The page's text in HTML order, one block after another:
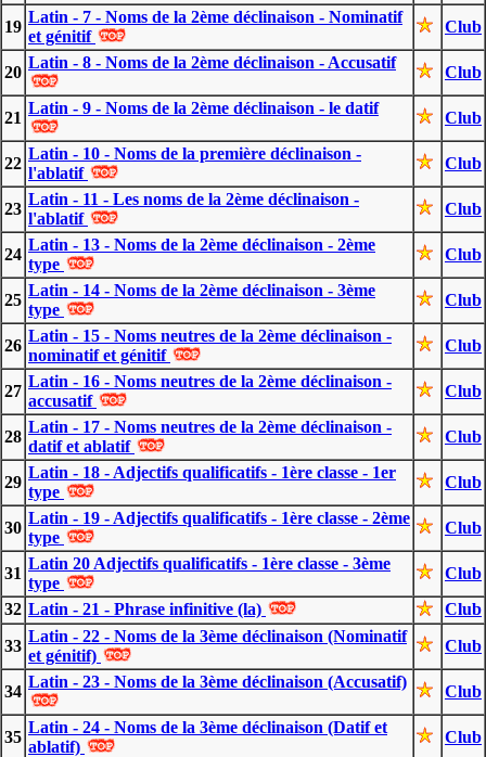
19
Latin - 7 - Noms de la 2ème déclinaison - Nominatif
et génitif
Club
20
Latin - 8 - Noms de la 2ème déclinaison - Accusatif
Club
21
Latin - 9 - Noms de la 2ème déclinaison - le datif
Club
22
Latin - 10 - Noms de la première déclinaison -
l'ablatif
Club
23
Latin - 11 - Les noms de la 2ème déclinaison -
l'ablatif
Club
24
Latin - 13 - Noms de la 2ème déclinaison - 2ème
type
Club
25
Latin - 14 - Noms de la 2ème déclinaison - 3ème
type
Club
26
Latin - 15 - Noms neutres de la 2ème déclinaison -
nominatif et génitif
Club
27
Latin - 16 - Noms neutres de la 2ème déclinaison -
accusatif
Club
28
Latin - 17 - Noms neutres de la 2ème déclinaison -
datif et ablatif
Club
29
Latin - 18 - Adjectifs qualificatifs - 1ère classe - 1er
type
Club
30
Latin - 19 - Adjectifs qualificatifs - 1ère classe - 2ème
type
Club
31
Latin 20 Adjectifs qualificatifs - 1ère classe - 3ème
type
Club
32 Latin - 21 - Phrase infinitive (la)
Club
33
Latin - 22 - Noms de la 3ème déclinaison (Nominatif
et génitif)
Club
34
Latin - 23 - Noms de la 3ème déclinaison (Accusatif)
Club
35
Latin - 24 - Noms de la 3ème déclinaison (Datif et
ablatif)
Club